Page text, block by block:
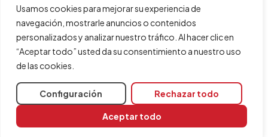
Usamos cookies para mejorar su experiencia de
navegación, mostrarle anuncios o contenidos
personalizados y analizar nuestro tráfico. Al hacer clic en
“Aceptar todo” usted da su consentimiento a nuestro uso
de las cookies.
Configuración Rechazar todo
Aceptar todo
Código del módulo
PMX
Programas relacionados
CYPE 3D
CYPECAD
Módulos necesarios para la instalación: